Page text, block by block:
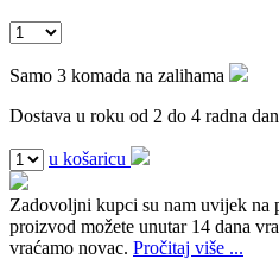
Samo 3 komada na zalihama
Dostava u roku od 2 do 4 radna
u košaricu
Zadovoljni kupci su nam uvijek na
proizvod možete unutar 14 dana
vraćamo novac. Pročitaj više ...